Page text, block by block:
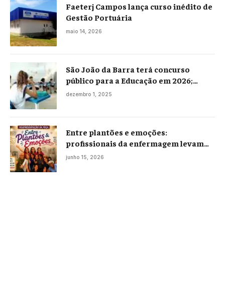
Faeterj Campos lança curso inédito de
Gestão Portuária
maio 14, 2026
São João da Barra terá concurso
público para a Educação em 2026;
projeto já está na Câmara
dezembro 1, 2025
Entre plantões e emoções:
profissionais da enfermagem levam
histórias reais ao palco em Campos
junho 15, 2026